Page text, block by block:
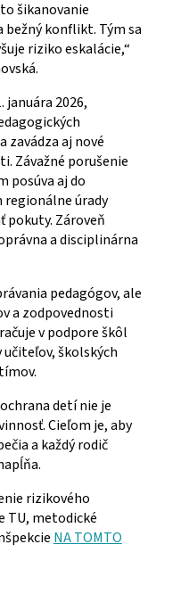
šikanovanie
bežný konflikt. Tým sa
riziko eskalácie,“
januára 2026,
zavádza aj nové
Závažné porušenie
posúva aj do
úrady
pokuty. Zároveň
a disciplinárna
pedagógov, ale
a zodpovednosti
v podpore škôl
školských
detí nie je
Cieľom je, aby
a každý rodič
rizikového
TU, metodické
NA TOMTO